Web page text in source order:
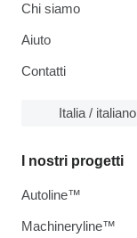
Chi siamo
Aiuto
Contatti
Italia / italiano
I nostri progetti
Autoline™
Machineryline™